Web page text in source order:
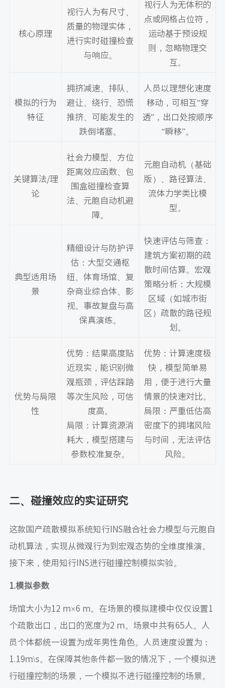
核心原理
视行人为有尺寸、
质量的物理实体，
进行实时碰撞检查
与响应。
视行人为无体积的
点或网格占位符，
运动基于预设规
则，忽略物理交
互。
模拟的行为
特征
拥挤减速、排队、
避让、绕行、恐慌
推挤、可能发生的
跌倒堵塞。
人员以理想化速度
移动，可相互“穿
透”，出口处按顺序
“瞬移”。
关键算法/理
论
社会力模型、方位
距离效应函数、包
围盒碰撞检查算
法、元胞自动机避
障。
元胞自动机（基础
版）、路径算法、
流体力学类比模
型。
典型适用场
景
精细设计与防护评
估：大型交通枢
纽、体育场馆、复
杂商业综合体、影
视。事故复盘与高
保真演练。
快速评估与筛查：
建筑方案初期的疏
散时间估算。宏观
策略分析：大规模
区域（如城市街
区）疏散的路径规
划。
优势与局限
性
优势：结果高度贴
近现实，能识别微
观瓶颈，评估踩踏
等次生风险，可信
度高。
局限：计算资源消
耗大，模型搭建与
参数校准复杂。
优势：计算速度极
快，模型简单易
用，便于进行大量
情景的快速对比。
局限：严重低估高
密度下的拥堵风险
与时间，无法评估
风险。
二、碰撞效应的实证研究
这款国产疏散模拟系统知行INS融合社会力模型与元胞自
动机算法，实现从微观行为到宏观态势的全维度推演。
接下来，使用知行INS进行碰撞控制模拟实验。
1.模拟参数
场馆大小为12 m×6 m。在场景的模拟建模中仅仅设置1
个疏散出口，出口的宽度为2 m。场景中共有65人。人
员个体都统一设置为成年男性角色。人员速度设置为：
1.19m\s。在保障其他条件都一致的情况下，一个模拟进
行碰撞控制的场景，一个模拟不进行碰撞控制的场景。